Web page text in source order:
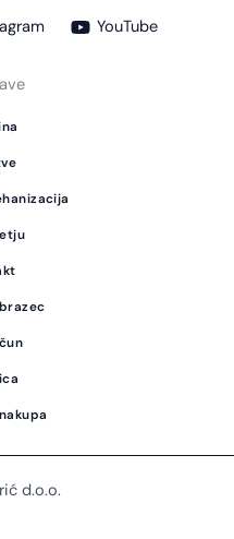
YouTube
d.o.o.